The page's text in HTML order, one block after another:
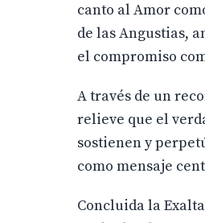
canto al Amor
de las Angustias,
el compromiso
A través de un
relieve que el
sostienen y
como mensaje
Concluida la